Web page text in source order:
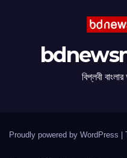
বিপ্লবী
Proudly powered by WordPress |